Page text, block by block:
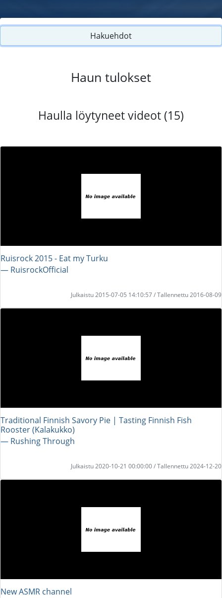
Hakuehdot
Haun tulokset
Haulla löytyneet videot (15)
Ruisrock 2015 - Eat my Turku
― RuisrockOfficial
Julkaistu 2015-07-05 14:10:57 / Tallennettu 2016-08-09
Traditional Finnish Savory Pie | Tasting Finnish Fish
Rooster (Kalakukko)
― Rushing Through
Julkaistu 2020-10-21 00:00:00 / Tallennettu 2024-12-20
New ASMR channel